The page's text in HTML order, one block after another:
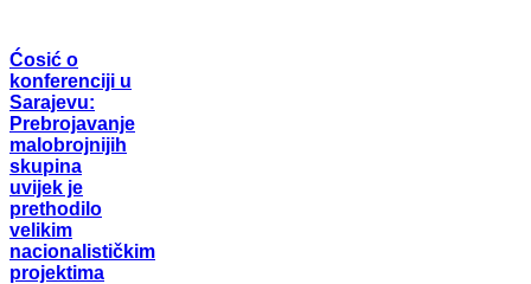
Ćosić o
konferenciji u
Sarajevu:
Prebrojavanje
malobrojnijih
skupina
uvijek je
prethodilo
velikim
nacionalističkim
projektima